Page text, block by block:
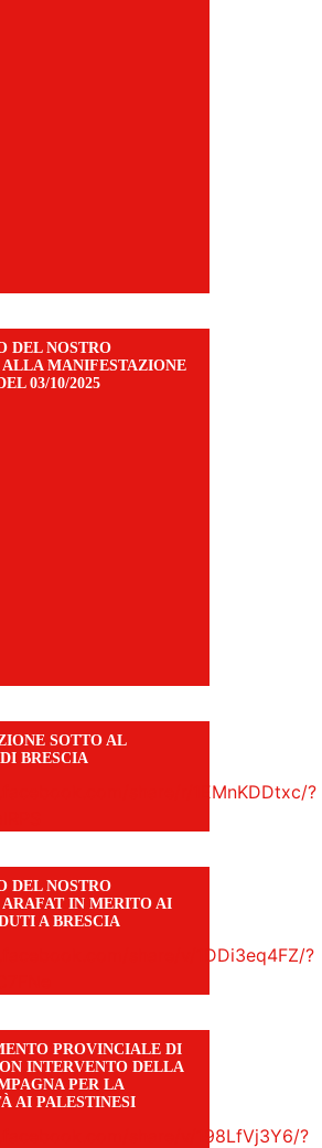
DEL NOSTRO
MANIFESTAZIONE
03/10/2025
SOTTO AL
BRESCIA
share/r/1EMnKDDtxc/?
DEL NOSTRO
IN MERITO AI
A BRESCIA
share/v/1DDi3eq4FZ/?
PROVINCIALE DI
INTERVENTO DELLA
PER LA
AI PALESTINESI
share/v/198LfVj3Y6/?